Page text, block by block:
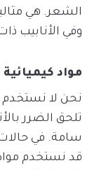
الشعر. هي
وفي الأنابيب
مواد كيميائية
نحن لا نستخدم
تلحق الضرر
سامة. في حالات
قد نستخدم